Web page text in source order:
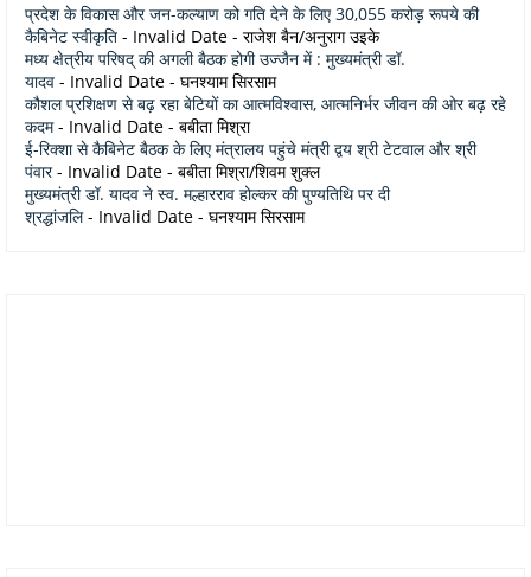
प्रदेश के विकास और जन-कल्याण को गति देने के लिए 30,055 करोड़ रूपये की
कैबिनेट स्वीकृति - Invalid Date - राजेश बैन/अनुराग उइके
मध्य क्षेत्रीय परिषद् की अगली बैठक होगी उज्जैन में : मुख्यमंत्री डॉ.
यादव - Invalid Date - घनश्याम सिरसाम
कौशल प्रशिक्षण से बढ़ रहा बेटियों का आत्मविश्वास, आत्मनिर्भर जीवन की ओर बढ़ रहे
कदम- Invalid Date - बबीता मिश्रा
ई-रिक्शा से कैबिनेट बैठक के लिए मंत्रालय पहुंचे मंत्री द्वय श्री टेटवाल और श्री
पंवार- Invalid Date - बबीता मिश्रा/शिवम शुक्ल
मुख्यमंत्री डॉ. यादव ने स्व. मल्हारराव होल्कर की पुण्यतिथि पर दी
श्रद्धांजलि- Invalid Date - घनश्याम सिरसाम